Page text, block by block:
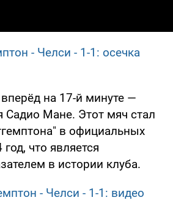
- Челси - 1-1: осечка
на 17-й минуте —
Садио Мане. Этот мяч стал
в официальных
что является
в истории клуба.
- Челси - 1-1: видео